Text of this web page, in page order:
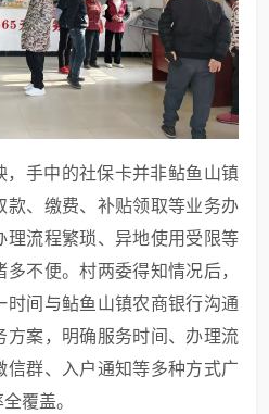
，手中的社保卡并非鲇鱼山镇
款、缴费、补贴领取等业务办
理流程繁琐、异地使用受限等
不便。村两委得知情况后，
时间与鲇鱼山镇农商银行沟通
案，明确服务时间、办理流
群、入户通知等多种方式广
覆盖。